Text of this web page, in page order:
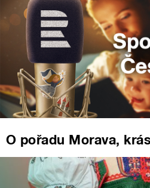
O pořadu Morava,